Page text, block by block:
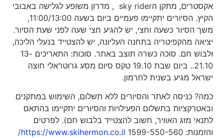
אקסטרים, מתקן הsky rider , מדרון משופע לגלישה באבובי
הקיץ. הסיורים יתקיימו פעמיים ביום בשעה 11:00/13:00,
משך הסיור כשעה וחצי, יש להגיע חצי שעה לפני שעת הסיור.
יציאה מהקפיטריה בתחנה העליונה, יש להצטייד בנעלי הליכה,
ולבוש חם. סוכה כשרה תוצב באתר. סוכות: התאריכים 13-
21.10.. ביום שבת 19.10 טקס סיום מסע גרוטראלי חוצה
ישראל מגיע בשנית לחרמון.
כמה? כניסה לאתר והסיורים ללא תשלום, השימוש במתקנים
ובאטרקציות בתשלום הפעילויות והסיורים יתקיימו בהתאם
לתנאי מזג האוויר, חשוב להצטייד בלבוש חם). לפרטים
והזמנות: 1599-550-560
https://www.skihermon.co.il/